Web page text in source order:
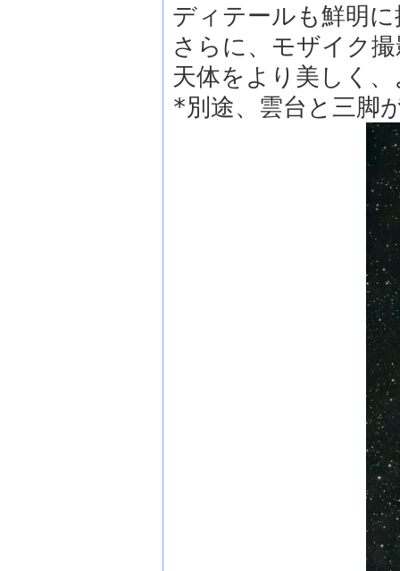
ディテールも鮮明
さらに、モザイク
天体をより美しく
*別途、雲台と三脚